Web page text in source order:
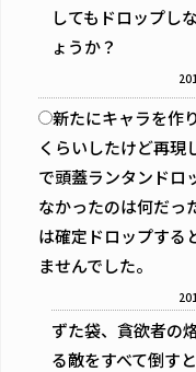
してもドロップし
ょうか？
新たにキャラを作
くらいしたけど再
で頭蓋ランタンド
なかったのは何だ
は確定ドロップする
ませんでした。
ずた袋、貪欲者の
る敵をすべて倒す